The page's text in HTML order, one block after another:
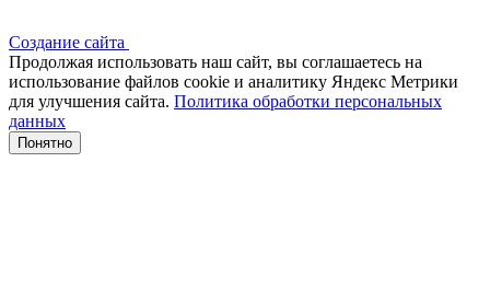
Создание сайта
Продолжая использовать наш сайт, вы соглашаетесь на
использование файлов сооkіе и аналитику Яндекс Метрики
для улучшения сайта. Политика обработки персональных
данных
Понятно